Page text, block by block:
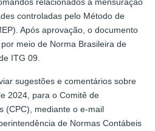
controladas pelo Método de
Após aprovação, o documento
meio de Norma Brasileira de
ITG 09.
sugestões e comentários sobre
2024, para o Comitê de
(CPC), mediante o e-mail
de Normas Contábeis